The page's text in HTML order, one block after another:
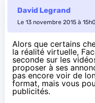
David Legrand
Le 13 novembre 2015 à
Alors que certains
la réalité virtuelle,
seconde sur les
proposer à ses
pas encore voir de
format, mais vous
publicités.